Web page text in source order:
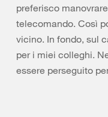
preferisco
telecomando. Così
vicino. In fondo, sul
per i miei colleghi.
essere perseguito